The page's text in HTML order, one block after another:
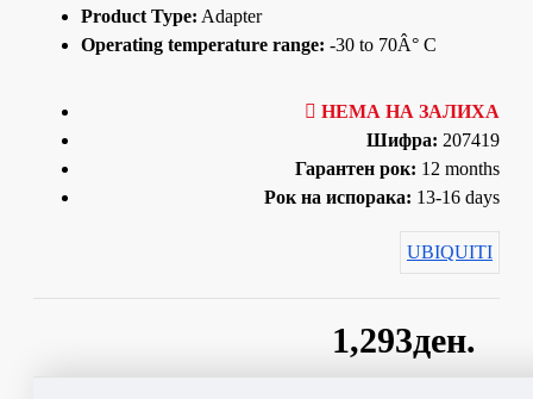
Product Type: Adapter
Operating temperature range: -30 to 70Â° C
1,293ден.
НЕМА НА ЗАЛИХА
Шифра: 207419
Гарантен рок: 12 months
Рок на испорака: 13-16 days
UBIQUITI